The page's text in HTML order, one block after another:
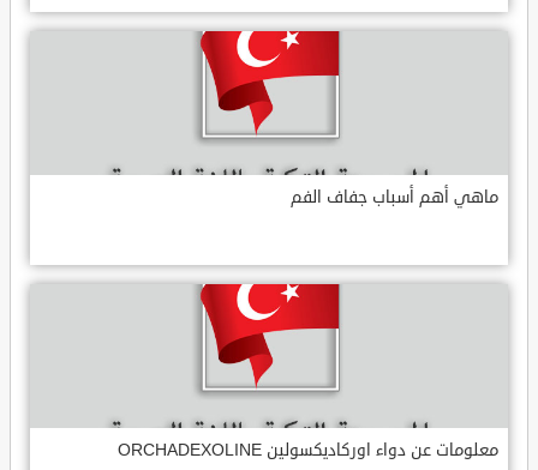
ماهي أهم أسباب جفاف الفم
معلومات عن دواء اوركاديكسولين ORCHADEXOLINE